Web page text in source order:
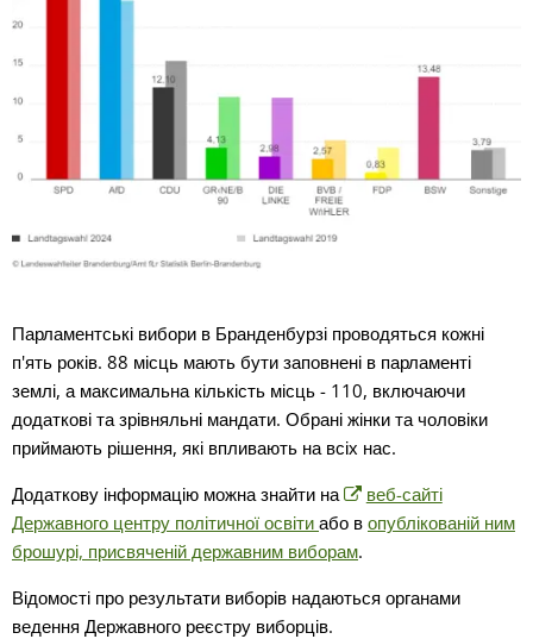
Парламентські вибори в Бранденбурзі проводяться кожні
п'ять років. 88 місць мають бути заповнені в парламенті
землі, а максимальна кількість місць - 110, включаючи
додаткові та зрівняльні мандати. Обрані жінки та чоловіки
приймають рішення, які впливають на всіх нас.
Додаткову інформацію можна знайти на
веб-сайті
Державного центру політичної освіти або в опублікованій ним
брошурі, присвяченій державним виборам.
Відомості про результати виборів надаються органами
ведення Державного реєстру виборців.